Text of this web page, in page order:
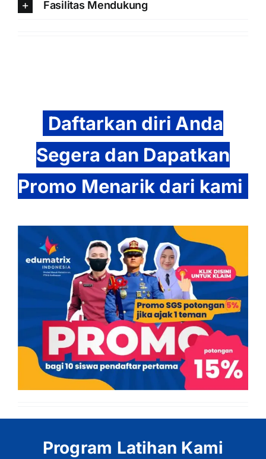
Fasilitas Mendukung
Daftarkan diri Anda
Segera dan Dapatkan
Promo Menarik dari kami
Program Latihan Kami